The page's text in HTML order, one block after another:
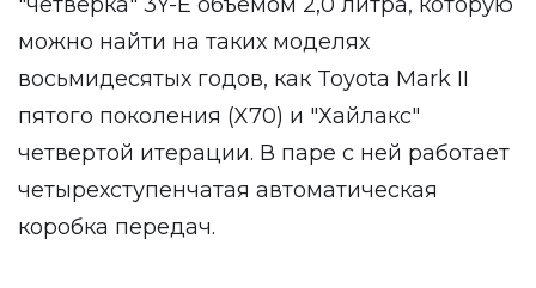
можно найти на таких моделях
восьмидесятых годов, как Toyota Mark II
пятого поколения (X70) и "Хайлакс"
четвертой итерации. В паре с ней работает
четырехступенчатая автоматическая
коробка передач.